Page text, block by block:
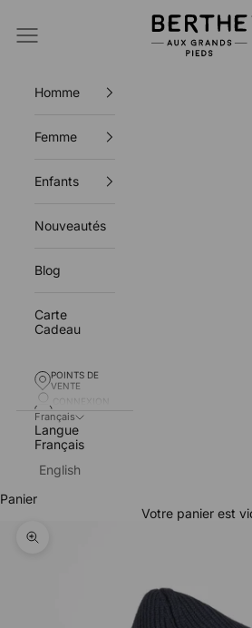
Berthe aux
Ouvrir la navigation
Homme
Femme
Enfants
Nouveautés
Blog
Carte
Cadeau
POINTS DE VENTE
POINTS DE
VENTE
CONNEXION
Français
Langue
Français
English
Panier
Votre panier est
Zoomer sur l'image